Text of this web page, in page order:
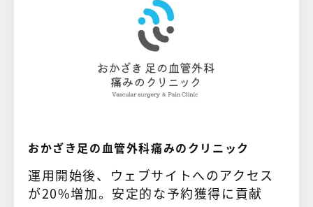
おかざき足の血管外科痛みのクリニック
運用開始後、ウェブサイトへのアクセス
が20%増加。安定的な予約獲得に貢献